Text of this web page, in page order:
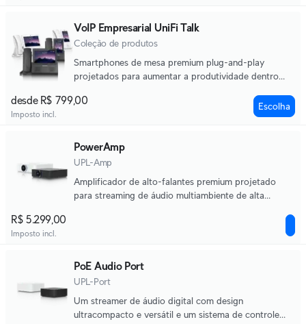
VoIP Empresarial UniFi Talk
Coleção de produtos
Smartphones de mesa premium plug-and-play
projetados para aumentar a produtividade dentro
desde R$ 799,00
Imposto incl.
Escolha
PowerAmp
UPL-Amp
Amplificador de alto-falantes premium projetado
para streaming de áudio multiambiente de alta
R$ 5.299,00
Imposto incl.
PoE Audio Port
UPL-Port
Um streamer de áudio digital com design
ultracompacto e versátil e um sistema de controle